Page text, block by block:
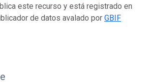
este recurso y está registrado en
de datos avalado por GBIF